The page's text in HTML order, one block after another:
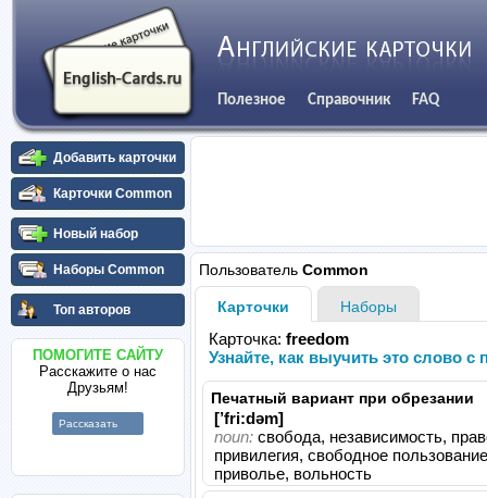
Полезное Справочник FAQ
Добавить карточки
Карточки Common
Новый набор
Наборы Common
Топ авторов
ПОМОГИТЕ САЙТУ
Расскажите о нас
Друзьям!
Рассказать
Пользователь Common
Карточки Наборы
Карточка: freedom
Узнайте, как выучить это слово
Печатный вариант при обрезании
[’fri:dəm]
noun: свобода, независимость,
привилегия, свободное
приволье, вольность